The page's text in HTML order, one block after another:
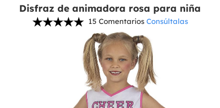
Disfraz de animadora rosa para niña
15 Comentarios Consúltalas